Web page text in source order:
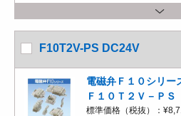
F10T2V-PS DC24V
電磁弁Ｆ１０シリ
Ｆ１０Ｔ２Ｖ－Ｐ
標準価格（税抜）：